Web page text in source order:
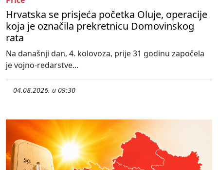
Hrvatska se prisjeća početka Oluje, operacije
koja je označila prekretnicu Domovinskog
rata
Na današnji dan, 4. kolovoza, prije 31 godinu započela
je vojno-redarstve...
04.08.2026. u 09:30